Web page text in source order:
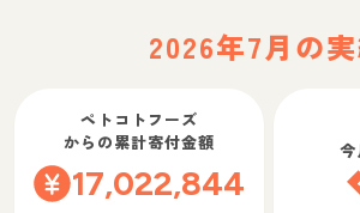
2026年7月の
ペトコトフーズ
からの累計寄付金額
17,022,844